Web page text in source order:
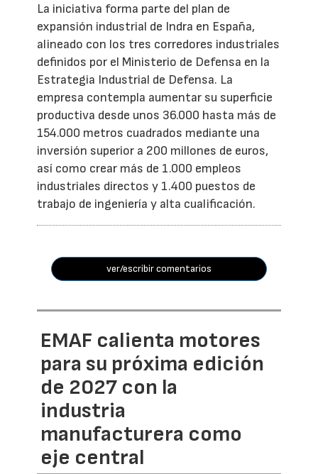
La iniciativa forma parte del plan de
expansión industrial de Indra en España,
alineado con los tres corredores industriales
definidos por el Ministerio de Defensa en la
Estrategia Industrial de Defensa. La
empresa contempla aumentar su superficie
productiva desde unos 36.000 hasta más de
154.000 metros cuadrados mediante una
inversión superior a 200 millones de euros,
así como crear más de 1.000 empleos
industriales directos y 1.400 puestos de
trabajo de ingeniería y alta cualificación.
ver/escribir comentarios
EMAF calienta motores
para su próxima edición
de 2027 con la
industria
manufacturera como
eje central